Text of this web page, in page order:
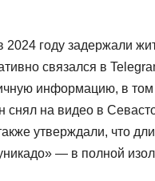
году задержали
связался в
информацию, в
снял на видео в
утверждали, что
— в полной